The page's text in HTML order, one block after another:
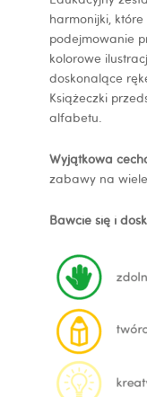
harmonijki,
podejmowanie
kolorowe
doskonalące
Książeczki
alfabetu.
Wyjątkowa
zabawy na
Bawcie się i